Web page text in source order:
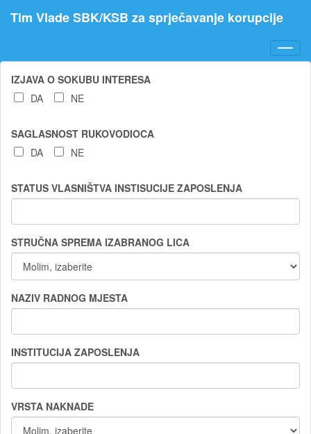
kratica
Tim Vlade SBK/KSB za sprječavanje korupcije
IZJAVA O SOKUBU INTERESA
DA
NE
SAGLASNOST RUKOVODIOCA
DA
NE
STATUS VLASNIŠTVA INSTISUCIJE ZAPOSLENJA
STRUČNA SPREMA IZABRANOG LICA
NAZIV RADNOG MJESTA
INSTITUCIJA ZAPOSLENJA
VRSTA NAKNADE